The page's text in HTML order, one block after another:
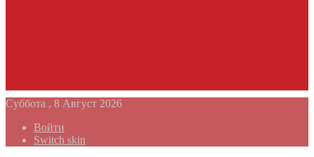
Суббота , 8 Август 2026
Войти
Switch skin